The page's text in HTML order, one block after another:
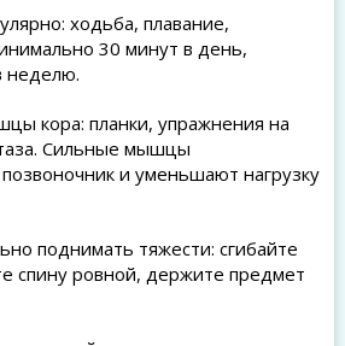
ходьба, плавание,
30 минут в день,
неделю.
кора: планки, упражнения на
Сильные мышцы
и уменьшают нагрузку
поднимать тяжести: сгибайте
спину ровной, держите предмет